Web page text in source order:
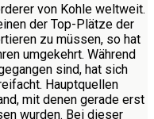
von Kohle weltweit.
der Top-Plätze der
zu müssen, so hat
umgekehrt. Während
sind, hat sich
Hauptquellen
mit denen gerade erst
wurden. Bei dieser